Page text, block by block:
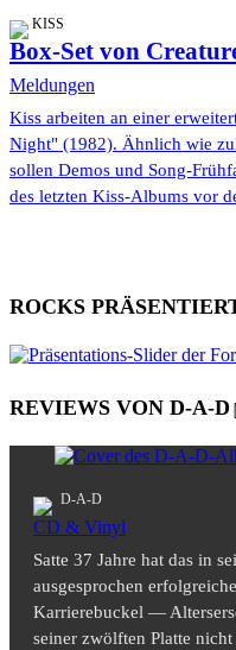
KISS
Box-Set von
Meldungen
Kiss arbeiten an einer
Night" (1982). Ähnlich wie
sollen Demos und Song-
des letzten Kiss-Albums vor
ROCKS
REVIEWS VON D-A-D
D-A-D
CD & Vinyl
Satte 37 Jahre hat das in
ausgesprochen
Karrierebuckel —
seiner zwölften Platte